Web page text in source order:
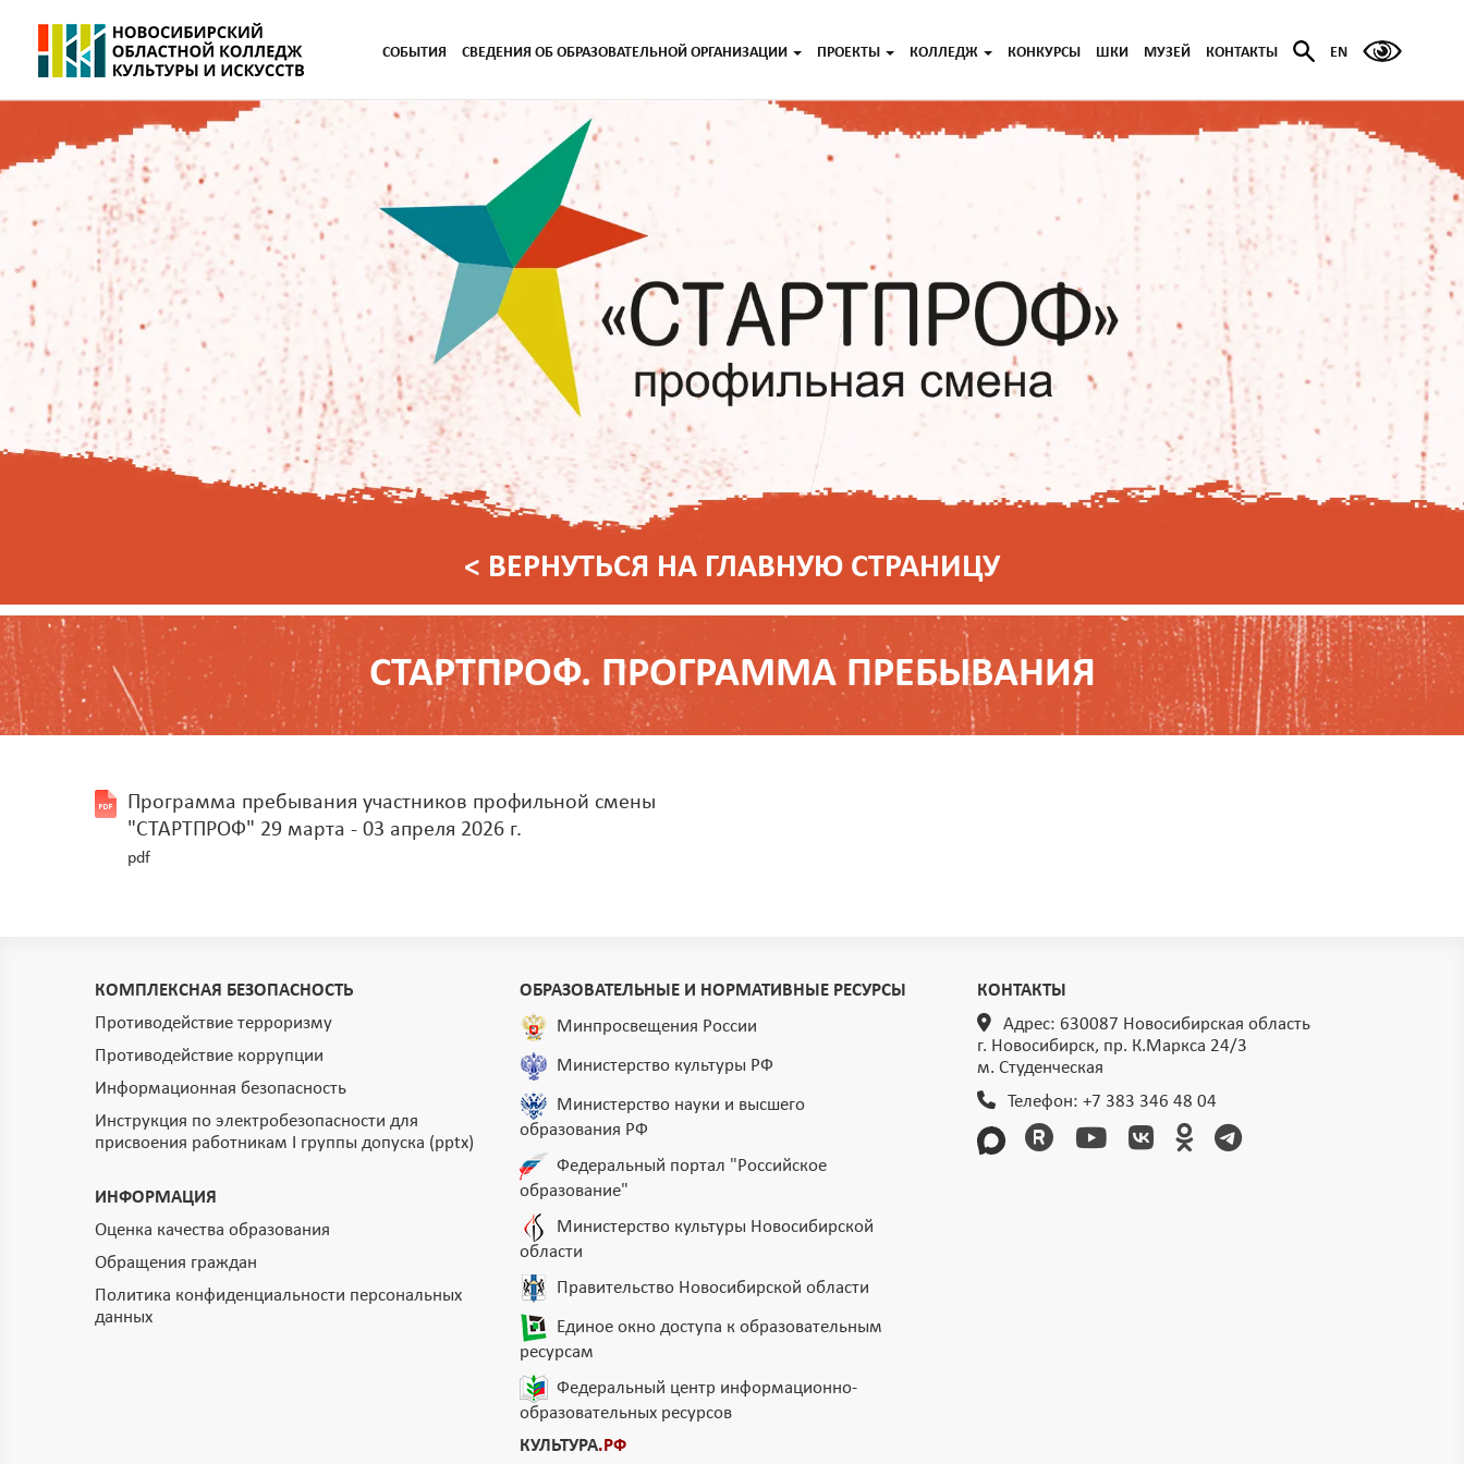
СОБЫТИЯ СВЕДЕНИЯ ОБ ОБРАЗОВАТЕЛЬНОЙ ОРГАНИЗАЦИИ ПРОЕКТЫ КОЛЛЕДЖ КОНКУРСЫ ШКИ МУЗЕЙ КОНТАКТЫ EN
< ВЕРНУТЬСЯ НА ГЛАВНУЮ СТРАНИЦУ
СТАРТПРОФ. ПРОГРАММА ПРЕБЫВАНИЯ
Программа пребывания участников профильной смены
"СТАРТПРОФ" 29 марта - 03 апреля 2026 г.
pdf
КОМПЛЕКСНАЯ БЕЗОПАСНОСТЬ
Противодействие терроризму
Противодействие коррупции
Информационная безопасность
Инструкция по электробезопасности для
присвоения работникам I группы допуска (pptx)
ИНФОРМАЦИЯ
Оценка качества образования
Обращения граждан
Политика конфиденциальности персональных
данных
ОБРАЗОВАТЕЛЬНЫЕ И НОРМАТИВНЫЕ РЕСУРСЫ
Минпросвещения России
Министерство культуры РФ
Министерство науки и высшего
образования РФ
Федеральный портал "Российское
образование"
Министерство культуры Новосибирской
области
Правительство Новосибирской области
Единое окно доступа к образовательным
ресурсам
Федеральный центр информационно-
образовательных ресурсов
КУЛЬТУРА.РФ
КОНТАКТЫ
Адрес: 630087 Новосибирская область
г. Новосибирск, пр. К.Маркса 24/3
м. Студенческая
Телефон: +7 383 346 48 04